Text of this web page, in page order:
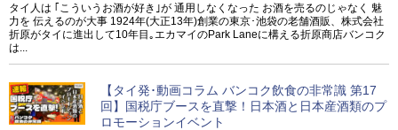
タイ人は ｢こういうお酒が好き｣が 通用しなくなった お酒を売るのじゃなく 魅
力を 伝えるのが大事 1924年(大正13年)創業の東京･池袋の老舗酒販、株式会社
折原がタイに進出して10年目｡エカマイのPark Laneに構える折原商店バンコク
は...
【タイ発･動画コラム バンコク飲食の非常識 第17
回】国税庁ブースを直撃！日本酒と日本産酒類のプ
ロモーションイベント